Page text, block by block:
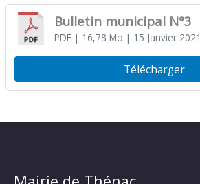
Bulletin municipal N°3
PDF| 16,78 Mo | 15 Janvier 2021
Télécharger